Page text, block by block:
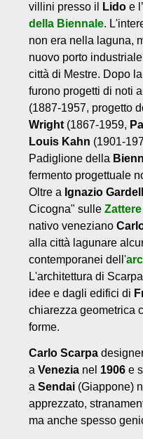
villini presso il
Lido e
della Biennale.
non era nella laguna,
nuovo porto
città di Mestre. Dopo
furono progetti di noti
(1887-1957, progetto
Wright (1867-1959,
Louis Kahn (1901-
Padiglione della
fermento progettuale
Oltre a Ignazio
Cicogna" sulle Zattere
nativo veneziano
alla città lagunare
contemporanei dell'
L'architettura di
idee e dagli edifici di
chiarezza geometrica
forme.
Carlo Scarpa
a Venezia nel 1906 e
a Sendai (Giappone)
apprezzato,
ma anche spesso